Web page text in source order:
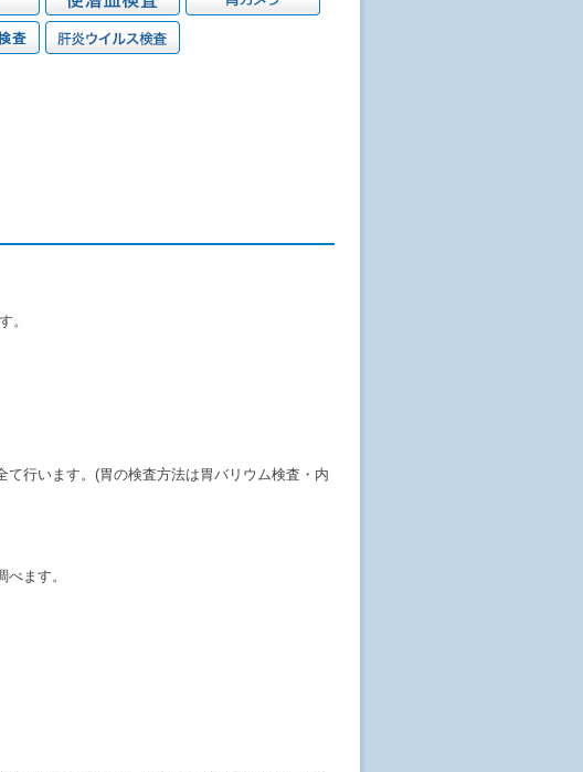
。
行います。(胃の検査方法は胃バリウム検査・内
ます。